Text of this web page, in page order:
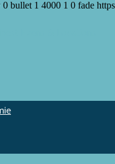
0 bullet 1 4000 1 0 fade